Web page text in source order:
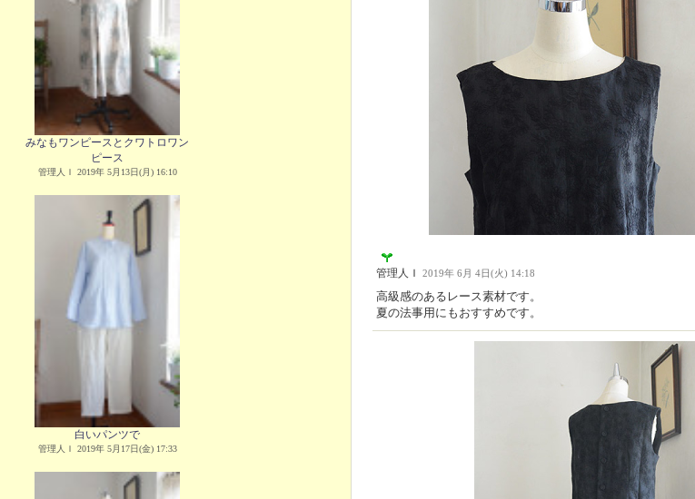
みなもワンピースとクワトロワン
ピース
管理人Ｉ 2019年 5月13日(月) 16:10
白いパンツで
管理人Ｉ 2019年 5月17日(金) 17:33
管理人Ｉ 2019年 6月 4日(火) 14:18
高級感のあるレース素材です。
夏の法事用にもおすすめです。